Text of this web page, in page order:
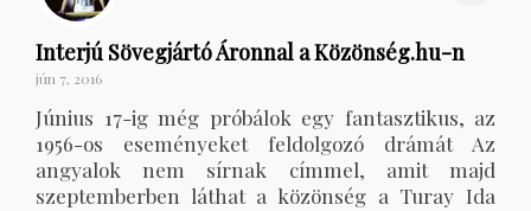
Interjú Sövegjártó Áronnal a Közönség.hu-n
jún 7, 2016
Június 17-ig még próbálok egy fantasztikus, az
1956-os eseményeket feldolgozó drámát Az
angyalok nem sírnak címmel, amit majd
szeptemberben láthat a közönség a Turay Ida